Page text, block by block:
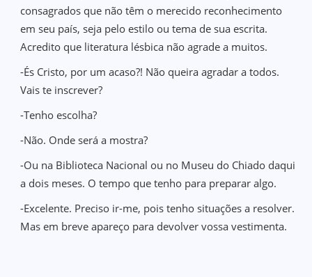
consagrados que não têm o merecido reconhecimento
em seu país, seja pelo estilo ou tema de sua escrita.
Acredito que literatura lésbica não agrade a muitos.
-És Cristo, por um acaso?! Não queira agradar a todos.
Vais te inscrever?
-Tenho escolha?
-Não. Onde será a mostra?
-Ou na Biblioteca Nacional ou no Museu do Chiado daqui
a dois meses. O tempo que tenho para preparar algo.
-Excelente. Preciso ir-me, pois tenho situações a resolver.
Mas em breve apareço para devolver vossa vestimenta.